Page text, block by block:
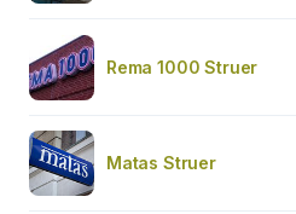
Rema 1000 Struer
Matas Struer